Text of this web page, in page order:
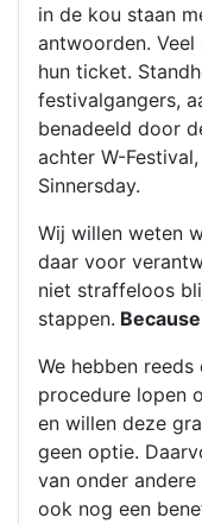
in de kou staan
antwoorden. Veel
hun ticket.
festivalgangers,
benadeeld door
achter W-
Sinnersday.
Wij willen weten
daar voor
niet straffeloos
stappen.
We hebben
procedure lopen
en willen deze
geen optie.
van onder
ook nog een